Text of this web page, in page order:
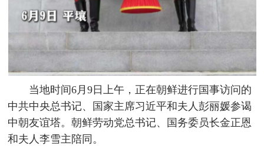
当地时间6月9日上午，正在朝鲜进行国事访问的
中共中央总书记、国家主席习近平和夫人彭丽媛参谒
中朝友谊塔。朝鲜劳动党总书记、国务委员长金正恩
和夫人李雪主陪同。